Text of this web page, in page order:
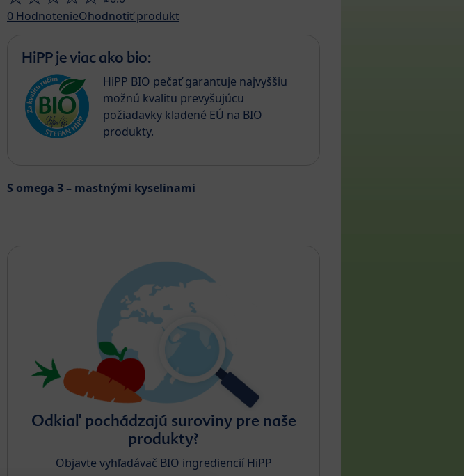
0 HodnotenieOhodnotiť produkt
HiPP je viac ako bio:
HiPP BIO pečať garantuje najvyššiu
možnú kvalitu prevyšujúcu
požiadavky kladené EÚ na BIO
produkty.
S omega 3 – mastnými kyselinami
Odkiaľ pochádzajú suroviny pre naše
produkty?
Objavte vyhľadávač BIO ingrediencií HiPP